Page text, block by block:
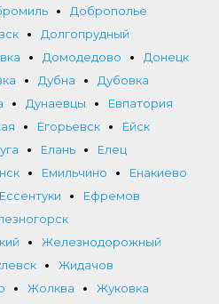
Доброполье
Долгопрудный
Домодедово
Донецк
Дубна
Дубовка
Дунаевцы
Евпатория
Егорьевск
Ейск
Елань
Елец
Емильчино
Енакиево
Ессентуки
Ефремов
Железнодорожный
Жидачов
Жолква
Жуковка